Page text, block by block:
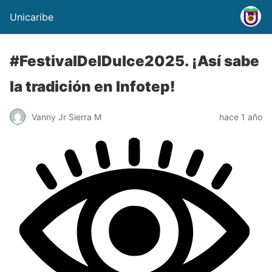
Unicaribe
#FestivalDelDulce2025. ¡Así sabe
la tradición en Infotep!
Vanny Jr Sierra M hace 1 año